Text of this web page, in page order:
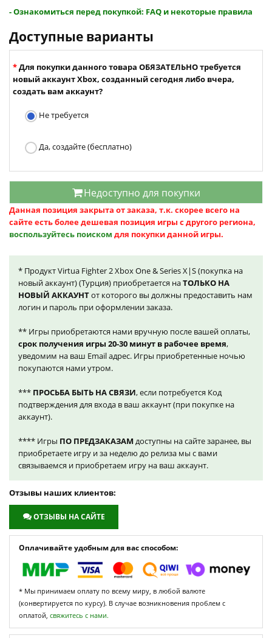
- Ознакомиться перед покупкой: FAQ и некоторые правила
Доступные варианты
Для покупки данного товара ОБЯЗАТЕЛЬНО требуется
новый аккаунт Xbox, созданный сегодня либо вчера,
создать вам аккаунт?
Не требуется
Да, создайте (бесплатно)
Недоступно для покупки
Данная позиция закрыта от заказа, т.к. скорее всего на
сайте есть более дешевая позиция игры с другого региона,
воспользуйтесь поиском для покупки данной игры.
* Продукт Virtua Fighter 2 Xbox One & Series X|S (покупка на
новый аккаунт) (Турция) приобретается наТОЛЬКО НА
НОВЫЙ АККАУНТот которого вы должны предоставить нам
логин и пароль при оформлении заказа.
** Игры приобретаются нами вручную после вашей оплаты,
срок получения игры 20-30 минут в рабочее время,
уведомим на ваш Email адрес. Игры приобретенные ночью
покупаются нами утром.
*** ПРОСЬБА БЫТЬ НА СВЯЗИ, если потребуется Код
подтверждения для входа в ваш аккаунт (при покупке на
аккаунт).
**** Игры ПО ПРЕДЗАКАЗАМ доступны на сайте заранее, вы
приобретаете игру и за неделю до релиза мы с вами
связываемся и приобретаем игру на ваш аккаунт.
Отзывы наших клиентов:
ОТЗЫВЫ НА САЙТЕ
Оплачивайте удобным для вас способом:
* Мы принимаем оплату по всему миру, в любой валюте
(конвертируется по курсу). В случае возникновения проблем с
оплатой, свяжитесь с нами.